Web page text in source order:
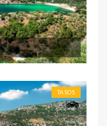
TASOS